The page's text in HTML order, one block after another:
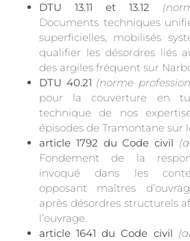
DTU 13.11 et 13.12
Documents techniques
superficielles, mobilisés
qualifier les désordres liés
des argiles fréquent sur
DTU 40.21 (norme
pour la couverture en
technique de nos
épisodes de Tramontane sur
article 1792 du Code civil
Fondement de la
invoqué dans les
opposant maîtres
après désordres structurels
l’ouvrage.
article 1641 du Code civil